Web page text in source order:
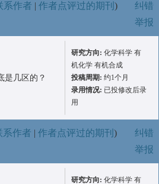
系作者 | 作者点评过的期刊 )
纠错
举报
是几区的？
研究方向: 化学科学 有
机化学 有机合成
投稿周期: 约1个月
录用情况: 已投修改后录
用
系作者 | 作者点评过的期刊 )
纠错
举报
研究方向: 化学科学 有